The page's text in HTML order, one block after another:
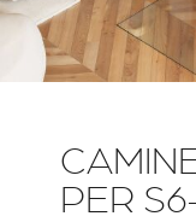
PER